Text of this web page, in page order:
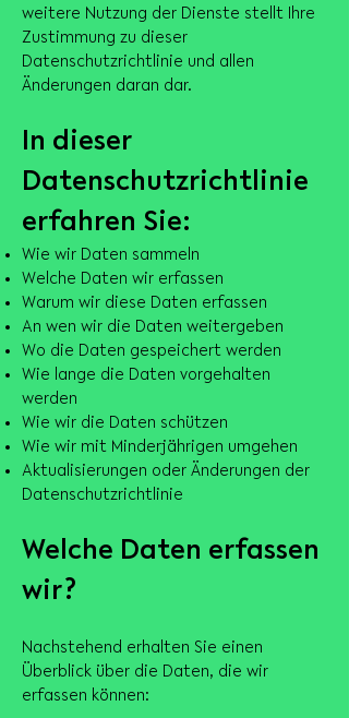
weitere Nutzung der Dienste stellt Ihre
Zustimmung zu dieser
Datenschutzrichtlinie und allen
Änderungen daran dar.
In dieser
Datenschutzrichtlinie
erfahren Sie:
Wie wir Daten sammeln
Welche Daten wir erfassen
Warum wir diese Daten erfassen
An wen wir die Daten weitergeben
Wo die Daten gespeichert werden
Wie lange die Daten vorgehalten
werden
Wie wir die Daten schützen
Wie wir mit Minderjährigen umgehen
Aktualisierungen oder Änderungen der
Datenschutzrichtlinie
Welche Daten erfassen
wir?
Nachstehend erhalten Sie einen
Überblick über die Daten, die wir
erfassen können: